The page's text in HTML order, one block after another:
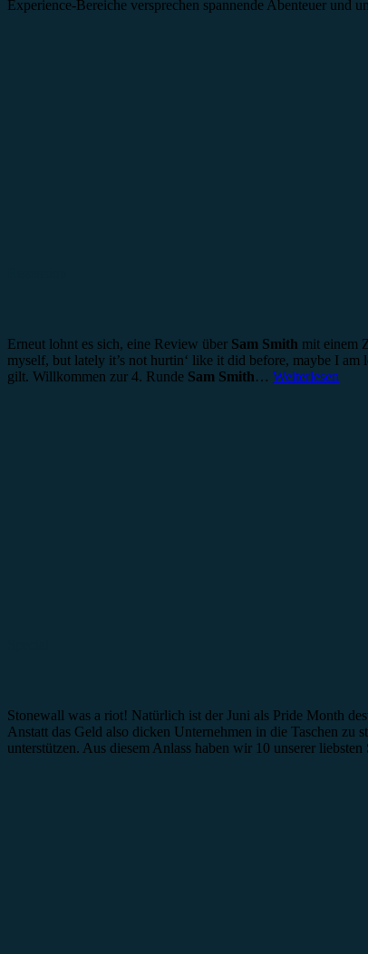
Experience-Bereiche versprechen spannende Abenteuer und
Erneut lohnt es sich, eine Review über Sam Smith mit einem
myself, but lately it’s not hurtin‘ like it did before, maybe I
gilt. Willkommen zur 4. Runde Sam Smith… Weiterlesen
Stonewall was a riot! Natürlich ist der Juni als Pride Month
Anstatt das Geld also dicken Unternehmen in die Taschen
unterstützen. Aus diesem Anlass haben wir 10 unserer